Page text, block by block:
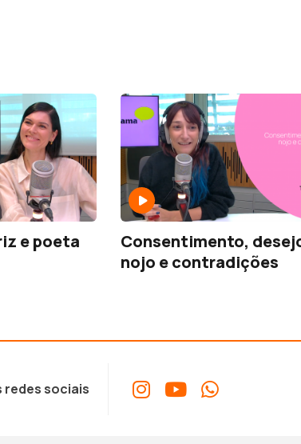
e poeta
Consentimento,
nojo e contradições
redes sociais